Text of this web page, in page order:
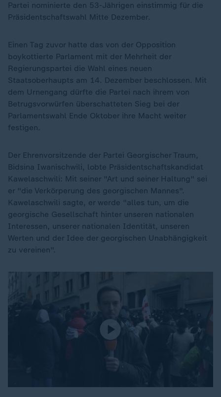
Partei nominierte den 53-Jährigen einstimmig für die
Präsidentschaftswahl Mitte Dezember.
Einen Tag zuvor hatte das von der Opposition
boykottierte Parlament mit der Mehrheit der
Regierungspartei die Wahl eines neuen
Staatsoberhaupts am 14. Dezember beschlossen. Mit
dem Urnengang dürfte die Partei nach ihrem von
Betrugsvorwürfen überschatteten Sieg bei der
Parlamentswahl Ende Oktober ihre Macht weiter
festigen.
Der Ehrenvorsitzende der Partei Georgischer Traum,
Bidsina Iwanischwili, lobte Präsidentschaftskandidat
Kawelaschwili: Mit seiner "Art und seiner Haltung" sei
er "die Verkörperung des georgischen Mannes".
Kawelaschwili sagte, er werde "alles tun, um die
georgische Gesellschaft hinter unseren nationalen
Interessen, unserer nationalen Identität, unseren
Werten und der Idee der georgischen Unabhängigkeit
zu vereinen".